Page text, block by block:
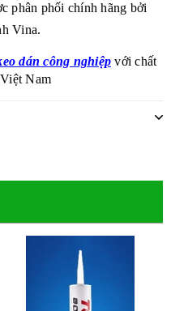
phân phối chính hãng bởi
Vina.
dán công nghiệp với chất
Nam